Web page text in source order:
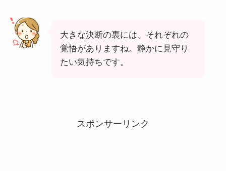
大きな決断の裏には、それぞれの
覚悟がありますね。静かに見守り
たい気持ちです。
スポンサーリンク